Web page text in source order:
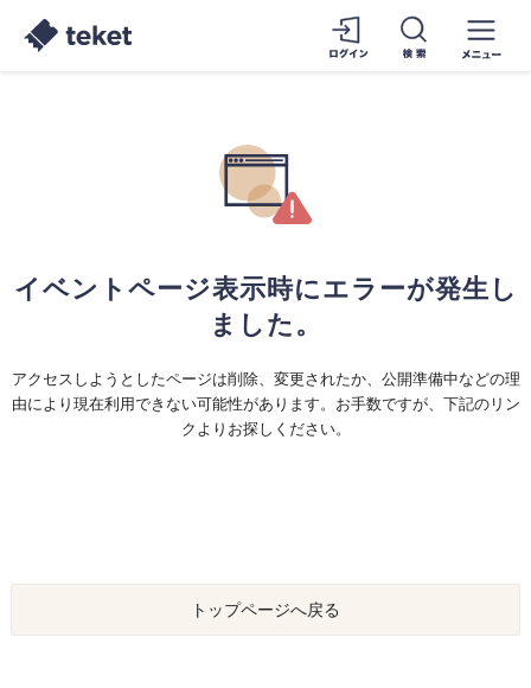
イベントページ表示時にエラーが発生し
ました。
アクセスしようとしたページは削除、変更されたか、公開準備中などの理
由により現在利用できない可能性があります。お手数ですが、下記のリン
クよりお探しください。
トップページへ戻る